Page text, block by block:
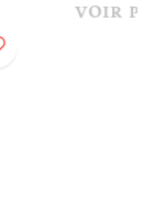
chers
VOIR